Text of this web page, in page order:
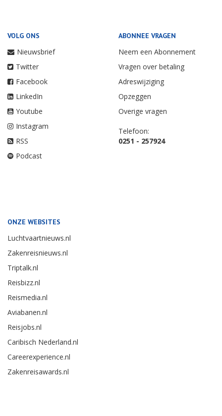
VOLG ONS
Nieuwsbrief
Twitter
Facebook
LinkedIn
Youtube
Instagram
RSS
Podcast
ABONNEE VRAGEN
Neem een Abonnement
Vragen over betaling
Adreswijziging
Opzeggen
Overige vragen
Telefoon:
0251 - 257924
ONZE WEBSITES
Luchtvaartnieuws.nl
Zakenreisnieuws.nl
Triptalk.nl
Reisbizz.nl
Reismedia.nl
Aviabanen.nl
Reisjobs.nl
Caribisch Nederland.nl
Careerexperience.nl
Zakenreisawards.nl